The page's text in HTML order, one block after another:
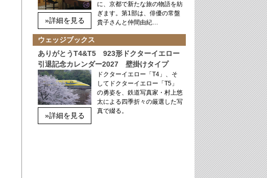
»詳細を見る
に、京都で新たな旅の物語を紡
ぎます。第1部は、俳優の常盤
貴子さんと仲間由紀…
ウェッジブックス
ありがとうT4&T5 923形ドクターイエロー
引退記念カレンダー2027 壁掛けタイプ
»詳細を見る
ドクターイエロー「T4」、そ
してドクターイエロー「T5」
の勇姿を、鉄道写真家・村上悠
太による四季折々の厳選した写
真で綴る。